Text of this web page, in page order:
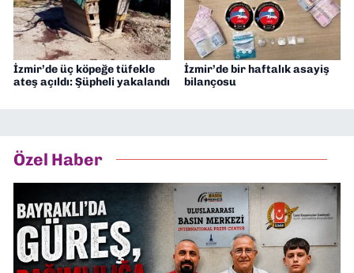
İzmir’de üç köpeğe tüfekle
ateş açıldı: Şüpheli yakalandı
İzmir’de bir haftalık asayiş
bilançosu
Özel Haber